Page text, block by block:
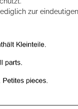
zur